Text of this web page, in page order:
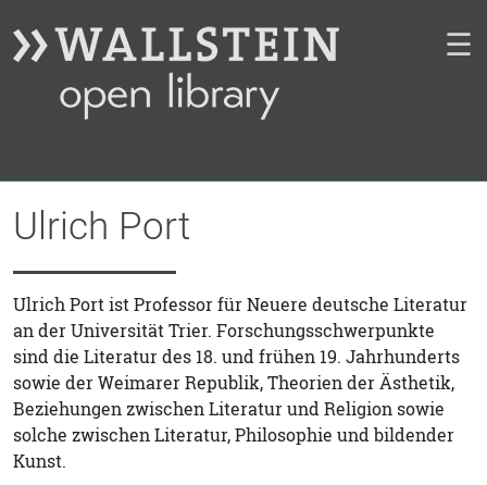
☰
Ulrich Port
Ulrich Port ist Professor für Neuere deutsche Literatur
an der Universität Trier. Forschungsschwerpunkte
sind die Literatur des 18. und frühen 19. Jahrhunderts
sowie der Weimarer Republik, Theorien der Ästhetik,
Beziehungen zwischen Literatur und Religion sowie
solche zwischen Literatur, Philosophie und bildender
Kunst.